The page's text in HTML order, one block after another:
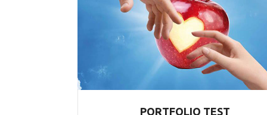
PORTFOLIO TEST